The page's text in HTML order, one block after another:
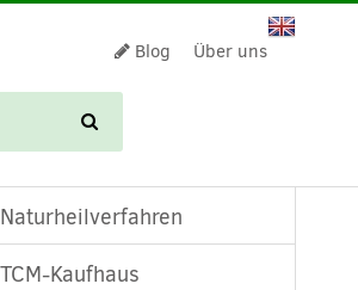
Blog Über uns
Naturheilverfahren
TCM-Kaufhaus